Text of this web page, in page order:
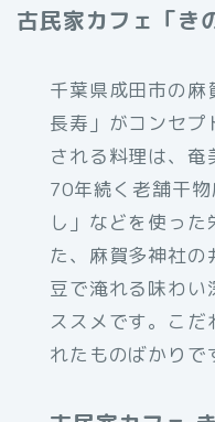
古民家カフェ「き
千葉県成田市の麻
長寿」がコンセ
される料理は、
70年続く老舗干
し」などを使っ
た、麻賀多神社
豆で淹れる味わい
ススメです。こ
れたものばかりで